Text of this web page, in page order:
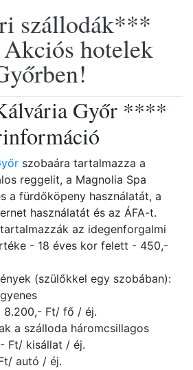
szállodák***
hotelek
Győr ****
szobaára tartalmazza a
reggelit, a Magnolia Spa
a fürdőköpeny használatát, a
használatát és az ÁFA-t.
az idegenforgalmi
- 18 éves kor felett - 450,-
(szülőkkel egy szobában):
8.200,- Ft/ fő / éj.
a szálloda háromcsillagos
Ft/ kisállat / éj.
autó / éj.